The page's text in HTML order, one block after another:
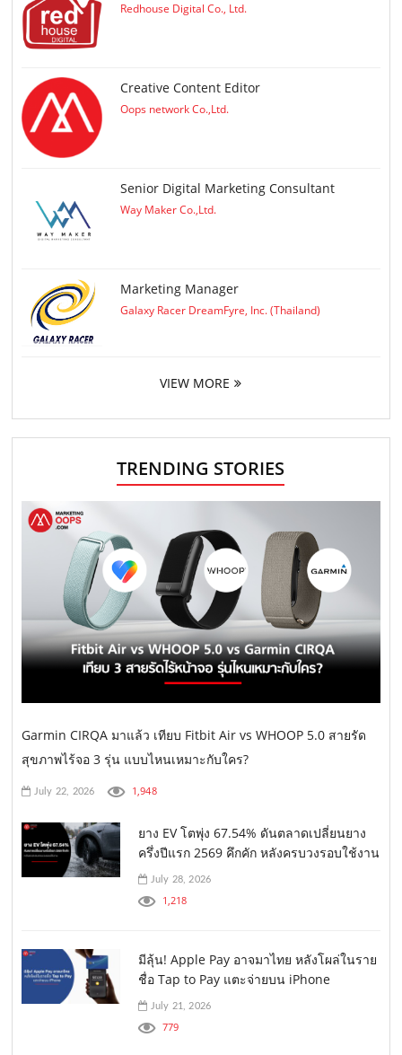
Redhouse Digital Co., Ltd.
Creative Content Editor
Oops network Co.,Ltd.
Senior Digital Marketing Consultant
Way Maker Co.,Ltd.
Marketing Manager
Galaxy Racer DreamFyre, Inc. (Thailand)
VIEW MORE
TRENDING STORIES
Garmin CIRQA มาแล้ว เทียบ Fitbit Air vs WHOOP 5.0 สายรัด
สุขภาพไร้จอ 3 รุ่น แบบไหนเหมาะกับใคร?
July 22, 2026 1,948
ยาง EV โตพุ่ง 67.54% ดันตลาดเปลี่ยนยาง
ครึ่งปีแรก 2569 คึกคัก หลังครบวงรอบใช้งาน
July 28, 2026
1,218
มีลุ้น! Apple Pay อาจมาไทย หลังโผล่ในราย
ชื่อ Tap to Pay แตะจ่ายบน iPhone
July 21, 2026
779